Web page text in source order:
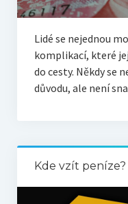
Lidé se nejednou
komplikací, které
do cesty. Někdy se
důvodu, ale není
Kde vzít peníze?